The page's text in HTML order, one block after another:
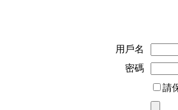
用戶名
密碼
請